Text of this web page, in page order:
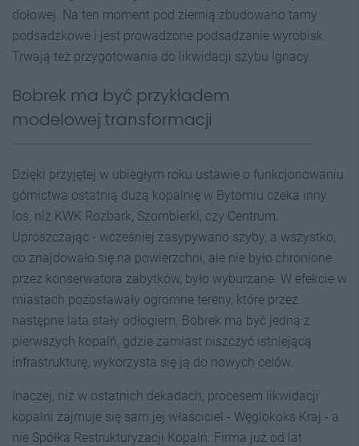
dołowej. Na ten moment pod ziemią zbudowano tamy
podsadzkowe i jest prowadzone podsadzanie wyrobisk.
Trwają też przygotowania do likwidacji szybu Ignacy.
Bobrek ma być przykładem
modelowej transformacji
Dzięki przyjętej w ubiegłym roku ustawie o funkcjonowaniu
górnictwa ostatnią dużą kopalnię w Bytomiu czeka inny
los, niż KWK Rozbark, Szombierki, czy Centrum.
Uproszczając - wcześniej zasypywano szyby, a wszystko,
co znajdowało się na powierzchni, ale nie było chronione
przez konserwatora zabytków, było wyburzane. W efekcie w
miastach pozostawały ogromne tereny, które przez
następne lata stały odłogiem. Bobrek ma być jedną z
pierwszych kopalń, gdzie zamiast niszczyć istniejącą
infrastrukturę, wykorzysta się ją do nowych celów.
Inaczej, niż w ostatnich dekadach, procesem likwidacji
kopalni zajmuje się sam jej właściciel - Węglokoks Kraj - a
nie Spółka Restrukturyzacji Kopalń. Firma już od lat